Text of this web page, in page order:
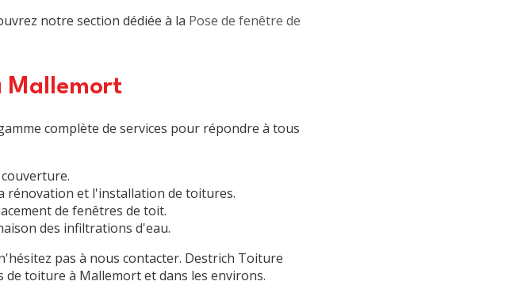
notre section dédiée à la Pose de fenêtre de
Mallemort
complète de services pour répondre à tous
rénovation et l'installation de toitures.
de fenêtres de toit.
des infiltrations d'eau.
pas à nous contacter. Destrich Toiture
toiture à Mallemort et dans les environs.